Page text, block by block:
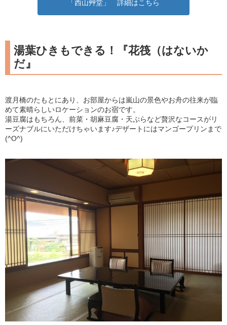
「西山艸堂」 詳細はこちら
湯葉ひきもできる！『花筏（はないか
だ』
渡月橋のたもとにあり、お部屋からは嵐山の景色やお舟の往来が臨
めて素晴らしいロケーションのお宿です。
湯豆腐はもちろん、前菜・胡麻豆腐・天ぷらなど贅沢なコースがリ
ーズナブルにいただけちゃいます♪デザートにはマンゴープリンまで
(^O^)